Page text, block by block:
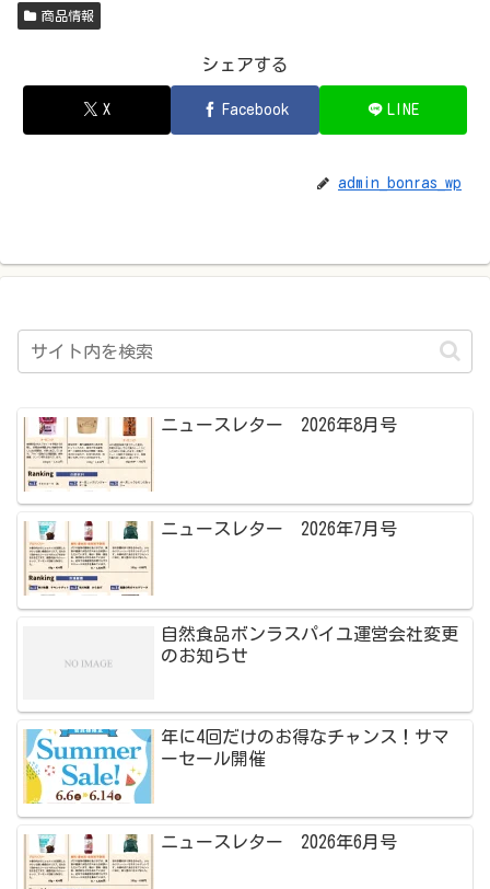
商品情報
シェアする
X Facebook LINE
admin_bonras_wp
ニュースレター 2026年8月号
ニュースレター 2026年7月号
自然食品ボンラスパイユ運営会社変更
のお知らせ
年に4回だけのお得なチャンス！サマ
ーセール開催
ニュースレター 2026年6月号